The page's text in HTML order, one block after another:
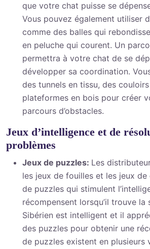
que votre chat puisse se
Vous pouvez également utiliser
comme des balles qui
en peluche qui courent. Un
permettra à votre chat de se
développer sa coordination.
des tunnels en tissu, des
plateformes en bois pour créer
parcours d’obstacles.
Jeux d’intelligence et de
problèmes
Jeux de puzzles: Les
les jeux de fouilles et les jeux de
de puzzles qui stimulent
récompensent lorsqu’il trouve la
Sibérien est intelligent et il
des puzzles pour obtenir une
de puzzles existent en plusieurs